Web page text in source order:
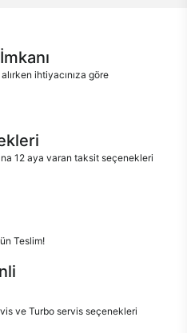
ihtiyacınıza göre
12 aya varan taksit seçenekleri
Teslim!
ve Turbo servis seçenekleri